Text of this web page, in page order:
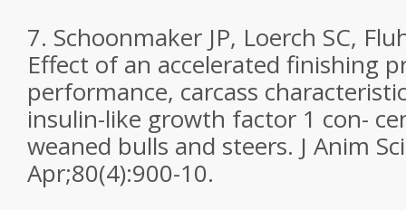
7. Schoonmaker JP, Loerch SC,
Effect of an accelerated finishing
performance, carcass
insulin-like growth factor 1 con-
weaned bulls and steers. J Anim
Apr;80(4):900-10.